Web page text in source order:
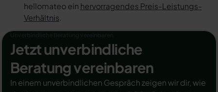
hellomateo ein hervorragendes Preis-Leistungs-
Verhältnis.
Jetzt unverbindliche
Beratung vereinbaren
In einem unverbindlichen Gespräch zeigen wir dir, wie